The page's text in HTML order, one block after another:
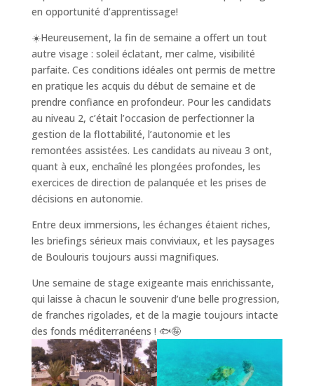
en opportunité d’apprentissage!
☀️Heureusement, la fin de semaine a offert un tout
autre visage : soleil éclatant, mer calme, visibilité
parfaite. Ces conditions idéales ont permis de mettre
en pratique les acquis du début de semaine et de
prendre confiance en profondeur. Pour les candidats
au niveau 2, c’était l’occasion de perfectionner la
gestion de la flottabilité, l’autonomie et les
remontées assistées. Les candidats au niveau 3 ont,
quant à eux, enchaîné les plongées profondes, les
exercices de direction de palanquée et les prises de
décisions en autonomie.
Entre deux immersions, les échanges étaient riches,
les briefings sérieux mais conviviaux, et les paysages
de Boulouris toujours aussi magnifiques.
Une semaine de stage exigeante mais enrichissante,
qui laisse à chacun le souvenir d’une belle progression,
de franches rigolades, et de la magie toujours intacte
des fonds méditerranéens ! 🐟🤪